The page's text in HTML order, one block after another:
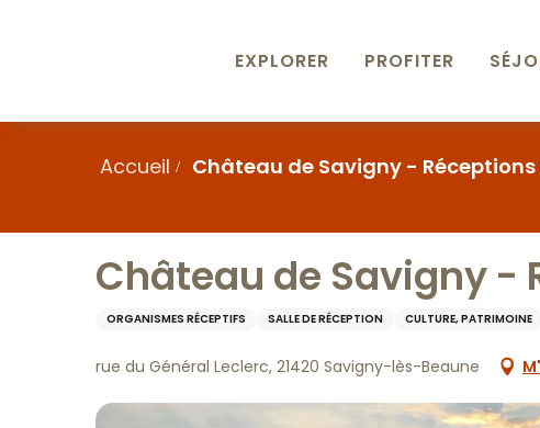
EXPLORER PROFITER
Accueil Château de Savigny -
Château de Savigny -
ORGANISMES RÉCEPTIFS SALLE DE RÉCEPTION CULTURE, PATRIMOINE
rue du Général Leclerc, 21420 Savigny-lès-Beaune